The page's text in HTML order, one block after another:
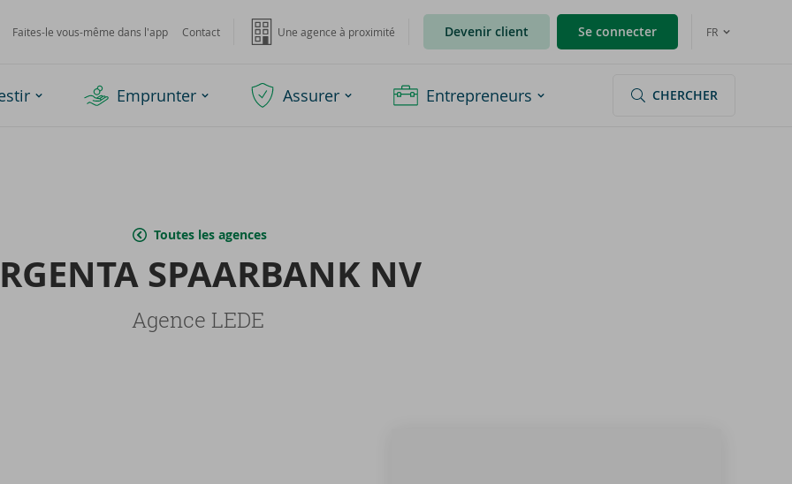
Faites-le vous-même dans l'app Contact Une agence à proximité Devenir client Se connecter FR
Emprunter Assurer Entrepreneurs CHERCHER
Toutes les agences
SPAAR­BANK NV
Agence LEDE